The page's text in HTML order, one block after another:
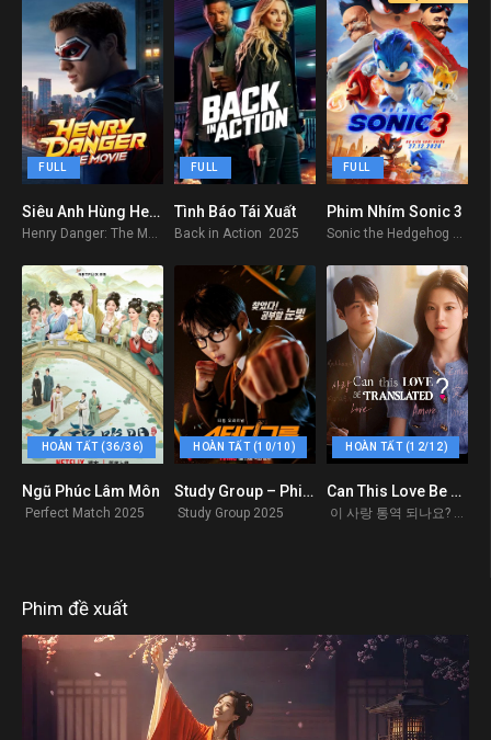
FULL
5Siêu Anh Hùng Henry: Bản Điện Ảnh
Henry Danger: The Movie 2025
FULL
7.7
Tình Báo Tái Xuất
Back in Action 2025
FULL
5.7
Phim Nhím Sonic 3
Sonic the Hedgehog 3 2024
HOÀN TẤT (36/36)
6.7
Ngũ Phúc Lâm Môn
Perfect Match 2025
HOÀN TẤT (10/10)
8.6Study Group – Phim Học Sinh Cá Biệt
Study Group 2025
HOÀN TẤT (12/12)
0
Can This Love Be Translated
Phim đề xuất